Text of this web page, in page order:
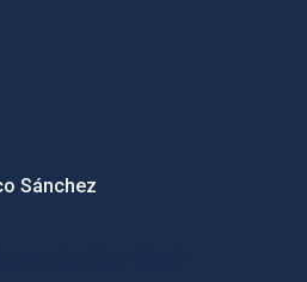
Sánchez